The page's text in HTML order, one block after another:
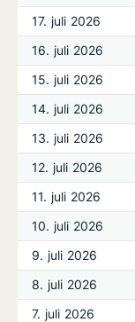
17. juli 2026
16. juli 2026
15. juli 2026
14. juli 2026
13. juli 2026
12. juli 2026
11. juli 2026
10. juli 2026
9. juli 2026
8. juli 2026
7. juli 2026